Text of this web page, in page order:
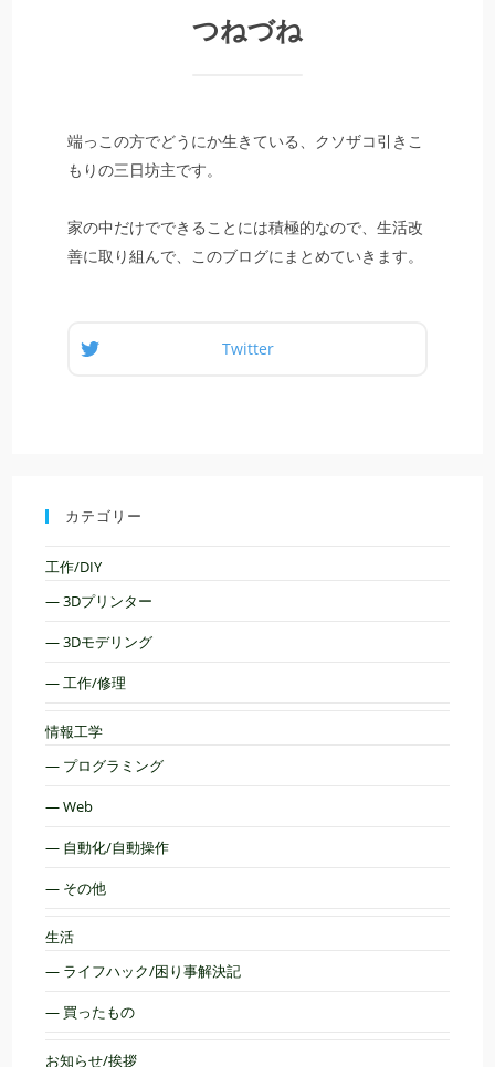
つねづね
端っこの方でどうにか生きている、クソザコ引きこ
もりの三日坊主です。
家の中だけでできることには積極的なので、生活改
善に取り組んで、このブログにまとめていきます。
Twitter
カテゴリー
工作/DIY
— 3Dプリンター
— 3Dモデリング
— 工作/修理
情報工学
— プログラミング
— Web
— 自動化/自動操作
— その他
生活
— ライフハック/困り事解決記
— 買ったもの
お知らせ/挨拶